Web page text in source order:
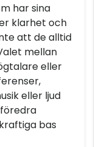
har sina
klarhet och
att de alltid
mellan
eller
eller ljud
bas